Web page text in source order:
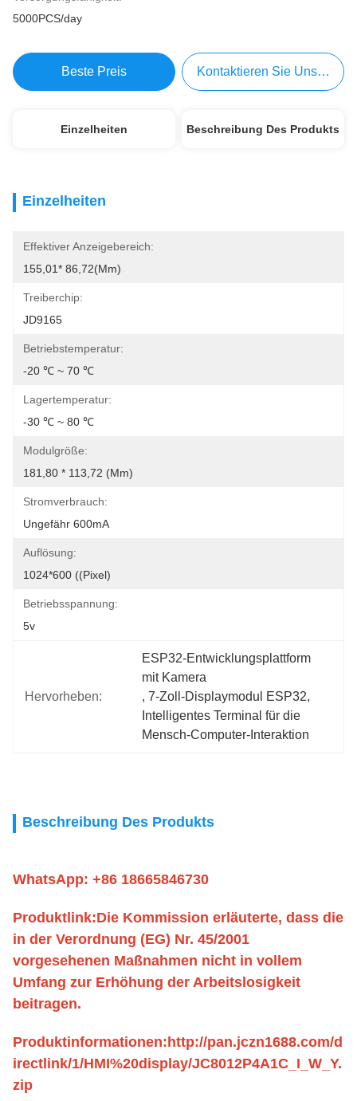
5000PCS/day
Beste Preis Kontaktieren Sie Uns Jetzt
Einzelheiten Beschreibung Des Produkts
Einzelheiten
Effektiver Anzeigebereich:
155,01* 86,72(mm)
Treiberchip:
JD9165
Betriebstemperatur:
-20 ℃ ~ 70 ℃
Lagertemperatur:
-30 ℃ ~ 80 ℃
Modulgröße:
181,80 * 113,72 (mm)
Stromverbrauch:
Ungefähr 600mA
Auflösung:
1024*600 ((Pixel)
Betriebsspannung:
5v
Hervorheben:
ESP32-Entwicklungsplattform
mit Kamera
, 7-Zoll-Displaymodul ESP32,
Intelligentes Terminal für die
Mensch-Computer-Interaktion
Beschreibung Des Produkts
WhatsApp: +86 18665846730
Produktlink:Die Kommission erläuterte, dass die
in der Verordnung (EG) Nr. 45/2001
vorgesehenen Maßnahmen nicht in vollem
Umfang zur Erhöhung der Arbeitslosigkeit
beitragen.
Produktinformationen:http://pan.jczn1688.com/d
irectlink/1/HMI%20display/JC8012P4A1C_I_W_Y.
zip